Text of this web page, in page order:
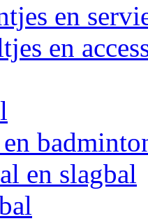
en
en
en slagbal